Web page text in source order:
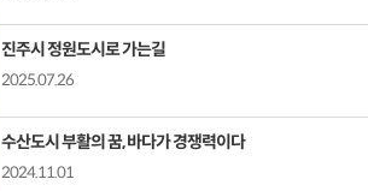
진주시 정원도시로 가는길
2025.07.26
수산도시 부활의 꿈, 바다가 경쟁력이다
2024.11.01